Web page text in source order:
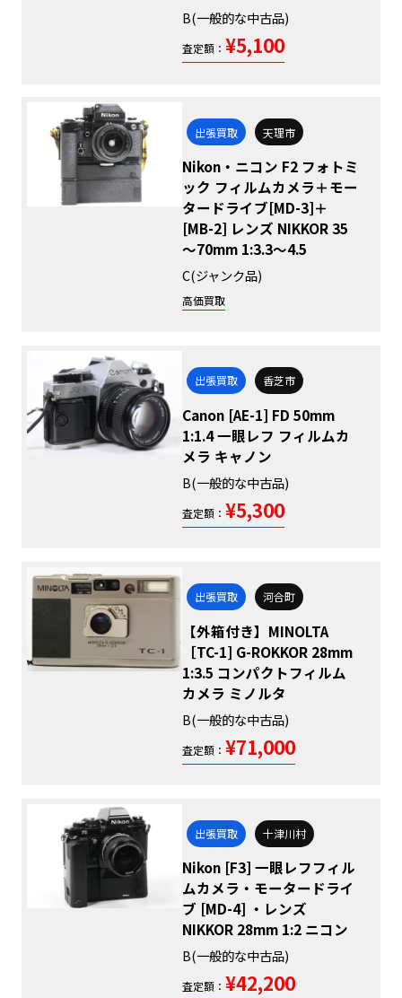
B(一般的な中古品)
査定額： ¥5,100
出張買取 天理市
Nikon・ニコン F2 フォトミ
ック フィルムカメラ＋モー
タードライブ[MD-3]＋
[MB-2] レンズ NIKKOR 35
～70mm 1:3.3～4.5
C(ジャンク品)
高価買取
出張買取 香芝市
Canon [AE-1] FD 50mm
1:1.4 一眼レフ フィルムカ
メラ キャノン
B(一般的な中古品)
査定額： ¥5,300
出張買取 河合町
【外箱付き】MINOLTA
［TC-1] G-ROKKOR 28mm
1:3.5 コンパクトフィルム
カメラ ミノルタ
B(一般的な中古品)
査定額： ¥71,000
出張買取 十津川村
Nikon [F3] 一眼レフフィル
ムカメラ・モータードライ
ブ [MD-4] ・レンズ
NIKKOR 28mm 1:2 ニコン
B(一般的な中古品)
査定額： ¥42,200